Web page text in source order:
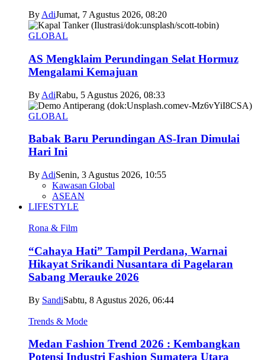
By AdiJumat, 7 Agustus 2026, 08:20
GLOBAL
AS Mengklaim Perundingan Selat Hormuz
Mengalami Kemajuan
By AdiRabu, 5 Agustus 2026, 08:33
GLOBAL
Babak Baru Perundingan AS-Iran Dimulai
Hari Ini
By AdiSenin, 3 Agustus 2026, 10:55
Kawasan Global
ASEAN
LIFESTYLE
Rona & Film
“Cahaya Hati” Tampil Perdana, Warnai
Hikayat Srikandi Nusantara di Pagelaran
Sabang Merauke 2026
By SandiSabtu, 8 Agustus 2026, 06:44
Trends & Mode
Medan Fashion Trend 2026 : Kembangkan
Potensi Industri Fashion Sumatera Utara